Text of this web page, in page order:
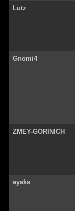
Lutz
Gnomi4
ZMEY-GORINICH
ayaks